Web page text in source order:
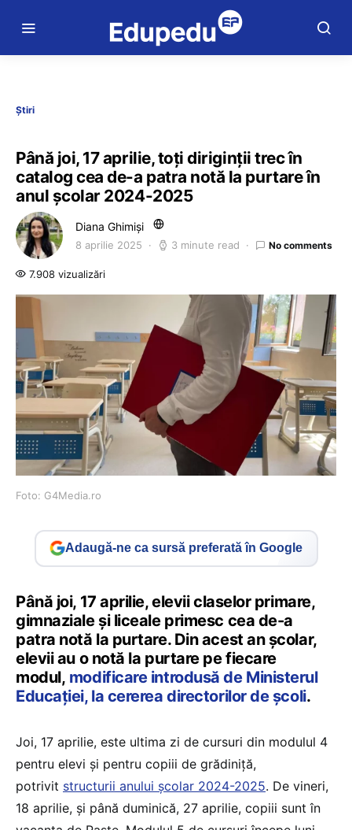
Știri
Până joi, 17 aprilie, toți diriginții trec în
catalog cea de-a patra notă la purtare în
anul școlar 2024-2025
Diana Ghimiși
8 aprilie 2025 3 minute read No comments
7.908 vizualizări
Foto: G4Media.ro
Adaugă-ne ca sursă preferată în Google
Până joi, 17 aprilie, elevii claselor primare,
gimnaziale și liceale primesc cea de-a
patra notă la purtare. Din acest an școlar,
elevii au o notă la purtare pe fiecare
modul, modificare introdusă de Ministerul
Educației, la cererea directorilor de școli.
Joi, 17 aprilie, este ultima zi de cursuri din modulul 4
pentru elevi și pentru copiii de grădiniță,
potrivit structurii anului școlar 2024-2025. De vineri,
18 aprilie, și până duminică, 27 aprilie, copiii sunt în